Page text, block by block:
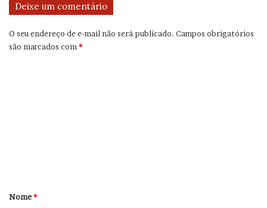
Deixe um comentário
O seu endereço de e-mail não será publicado. Campos obrigatórios
são marcados com*
r
Nome*